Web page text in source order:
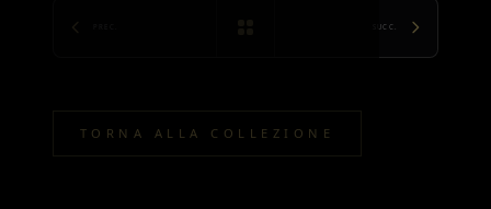
SUCC.
TORNA ALLA COLLEZIONE